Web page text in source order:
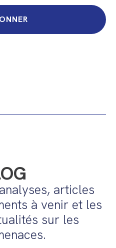
articles
à venir et les
sur les